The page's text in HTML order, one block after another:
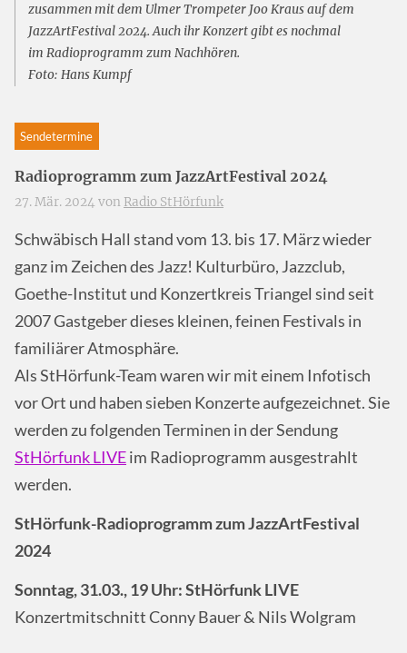
zusammen mit dem Ulmer Trompeter Joo Kraus auf dem
JazzArtFestival 2024. Auch ihr Konzert gibt es nochmal
im Radioprogramm zum Nachhören.
Foto: Hans Kumpf
Sendetermine
Radioprogramm zum JazzArtFestival 2024
27. Mär. 2024 von Radio StHörfunk
Schwäbisch Hall stand vom 13. bis 17. März wieder
ganz im Zeichen des Jazz! Kulturbüro, Jazzclub,
Goethe-Institut und Konzertkreis Triangel sind seit
2007 Gastgeber dieses kleinen, feinen Festivals in
familiärer Atmosphäre.
Als StHörfunk-Team waren wir mit einem Infotisch
vor Ort und haben sieben Konzerte aufgezeichnet. Sie
werden zu folgenden Terminen in der Sendung
StHörfunk LIVEim Radioprogramm ausgestrahlt
werden.
StHörfunk-Radioprogramm zum JazzArtFestival
2024
Sonntag, 31.03., 19 Uhr: StHörfunk LIVE
Konzertmitschnitt Conny Bauer & Nils Wolgram